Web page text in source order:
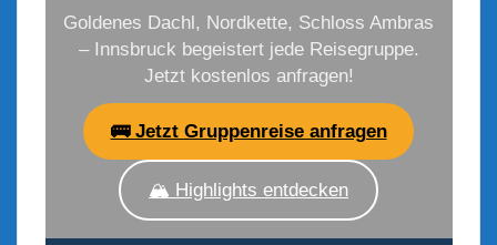
Goldenes Dachl, Nordkette, Schloss Ambras
– Innsbruck begeistert jede Reisegruppe.
Jetzt kostenlos anfragen!
🚌 Jetzt Gruppenreise anfragen
🏔️ Highlights entdecken